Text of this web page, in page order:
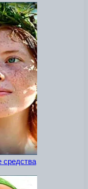
средства